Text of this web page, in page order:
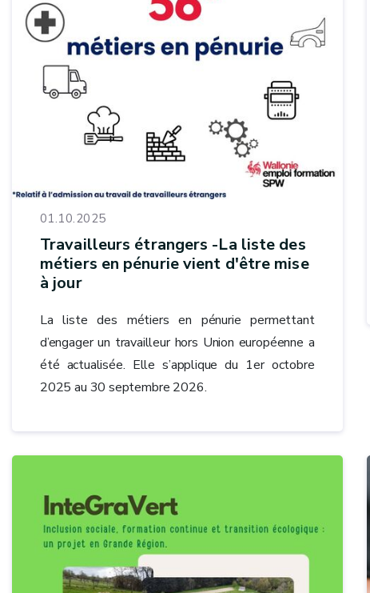
01.10.2025
Travailleurs étrangers -La liste des
métiers en pénurie vient d'être mise
à jour
La liste des métiers en pénurie permettant
d’engager un travailleur hors Union européenne a
été actualisée. Elle s’applique du 1er octobre
2025 au 30 septembre 2026.